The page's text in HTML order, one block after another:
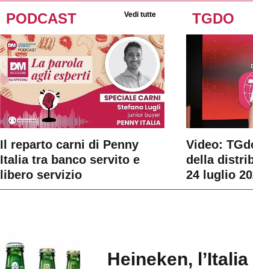
PODCAST Vedi tutte
Il reparto carni di Penny
Italia tra banco servito e
libero servizio
TGDO
Video:
della
24 luglio
Heineken,